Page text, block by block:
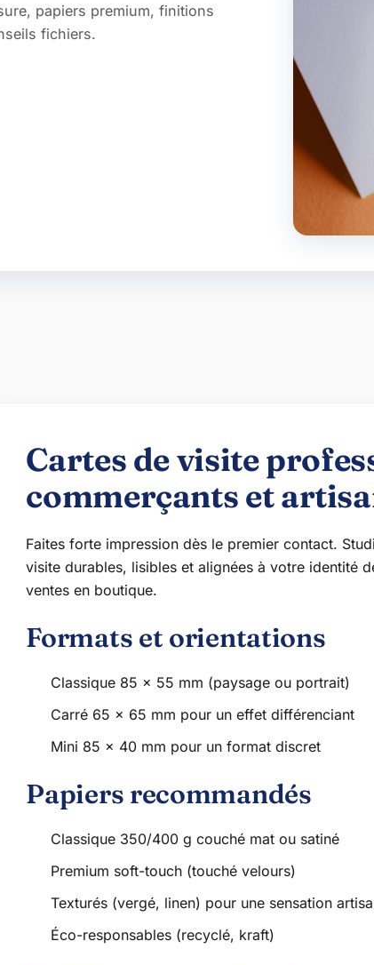
papiers premium, finitions
fichiers.
Cartes de visite
commerçants et
Faites forte impression dès le premier contact.
visite durables, lisibles et alignées à votre identité
ventes en boutique.
Formats et orientations
Classique 85 x 55 mm (paysage ou portrait)
Carré 65 x 65 mm pour un effet différenciant
Mini 85 x 40 mm pour un format discret
Papiers recommandés
Classique 350/400 g couché mat ou satiné
Premium soft-touch (touché velours)
Texturés (vergé, linen) pour une sensation
Éco-responsables (recyclé, kraft)